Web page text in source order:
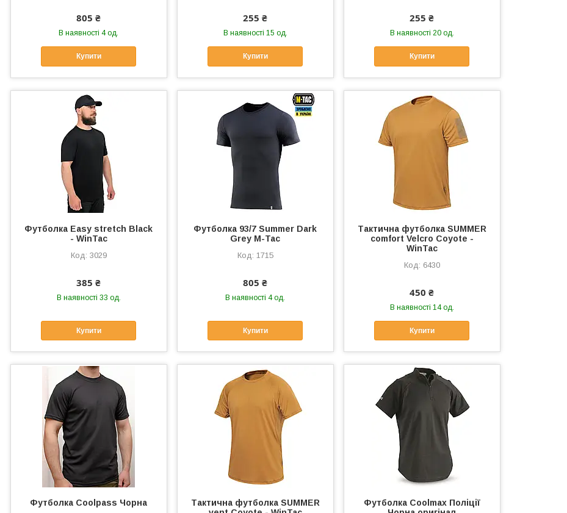
805 ₴
В наявності 4 од.
Купити
255 ₴
В наявності 15 од.
Купити
255 ₴
В наявності 20 од.
Купити
Футболка Easy stretch Black
- WinTac
3029
385 ₴
В наявності 33 од.
Купити
Футболка 93/7 Summer Dark
Grey M-Tac
1715
805 ₴
В наявності 4 од.
Купити
Тактична футболка SUMMER
comfort Velcro Coyote -
WinTac
6430
450 ₴
В наявності 14 од.
Купити
Футболка Coolpass Чорна
Тактична футболка SUMMER
Футболка Coolmax Поліції